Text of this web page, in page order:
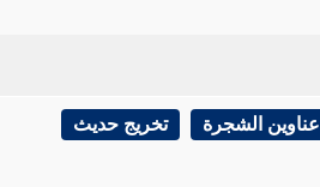
عناوين الشجرة تخريج حديث